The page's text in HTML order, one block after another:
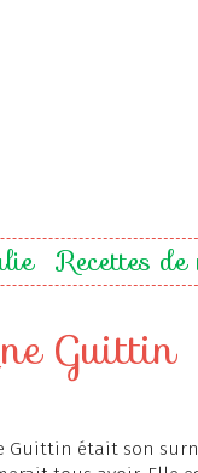
Recettes
Guittin
Guittin était son